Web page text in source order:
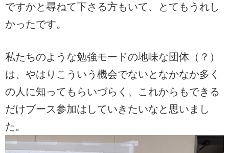
ですかと尋ねて下さる方もいて、とてもうれし
かったです。
私たちのような勉強モードの地味な団体（？）
は、やはりこういう機会でないとなかなか多く
の人に知ってもらいづらく、これからもできる
だけブース参加はしていきたいなと思いまし
た。